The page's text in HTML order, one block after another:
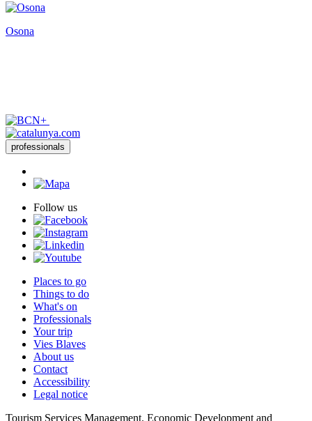
Osona
professionals
Follow us
Places to go
Things to do
What's on
Professionals
Your trip
Vies Blaves
About us
Contact
Accessibility
Legal notice
Tourism Services Management. Economic Development and